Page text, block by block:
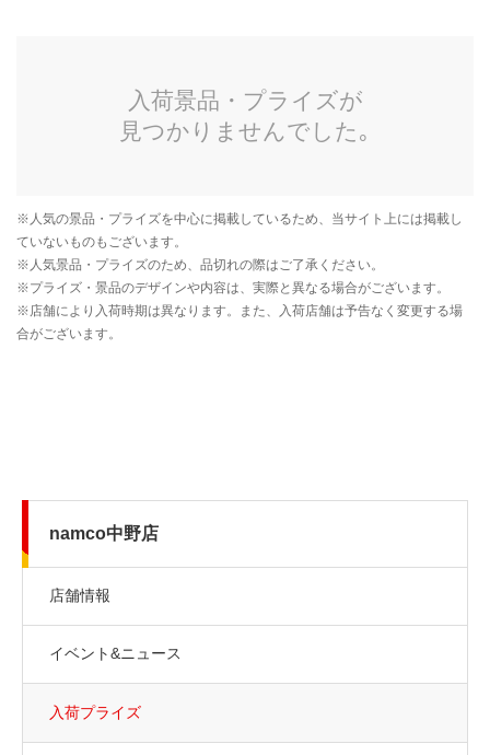
namco中野店
店舗情報
イベント&ニュース
入荷プライズ